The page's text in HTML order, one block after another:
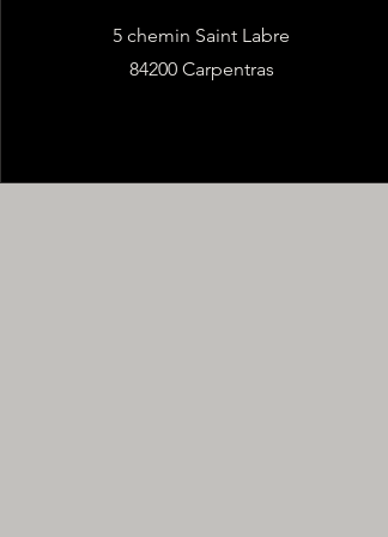
5 chemin Saint Labre
84200 Carpentras